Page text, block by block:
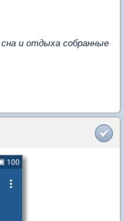
и отдыха собранные